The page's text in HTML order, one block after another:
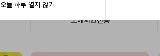
도매회원전용
오늘 하루 열지 않기